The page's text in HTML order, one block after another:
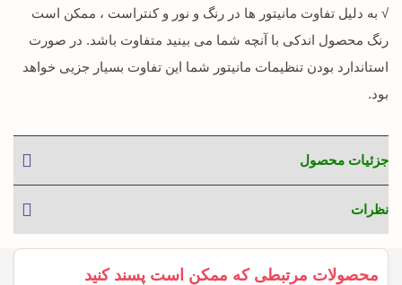
√ به دلیل تفاوت مانیتور ها در رنگ و نور و کنتراست ، ممکن است
رنگ محصول اندکی با آنچه شما می بینید متفاوت باشد. در صورت
استاندارد بودن تنظیمات مانیتور شما این تفاوت بسیار جزیی خواهد
بود.
جزئیات محصول
نظرات
محصولات مرتبطی که ممکن است پسند کنید